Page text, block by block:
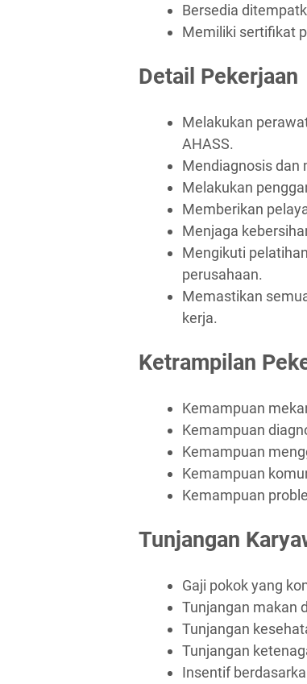
Bersedia
Memiliki sertifikat
Detail Pekerjaan
Melakukan
AHASS.
Mendiagnosis dan
Melakukan
Memberikan
Menjaga
Mengikuti
perusahaan.
Memastikan
kerja.
Ketrampilan
Kemampuan
Kemampuan
Kemampuan
Kemampuan
Kemampuan
Tunjangan
Gaji pokok yang
Tunjangan makan
Tunjangan
Tunjangan
Insentif